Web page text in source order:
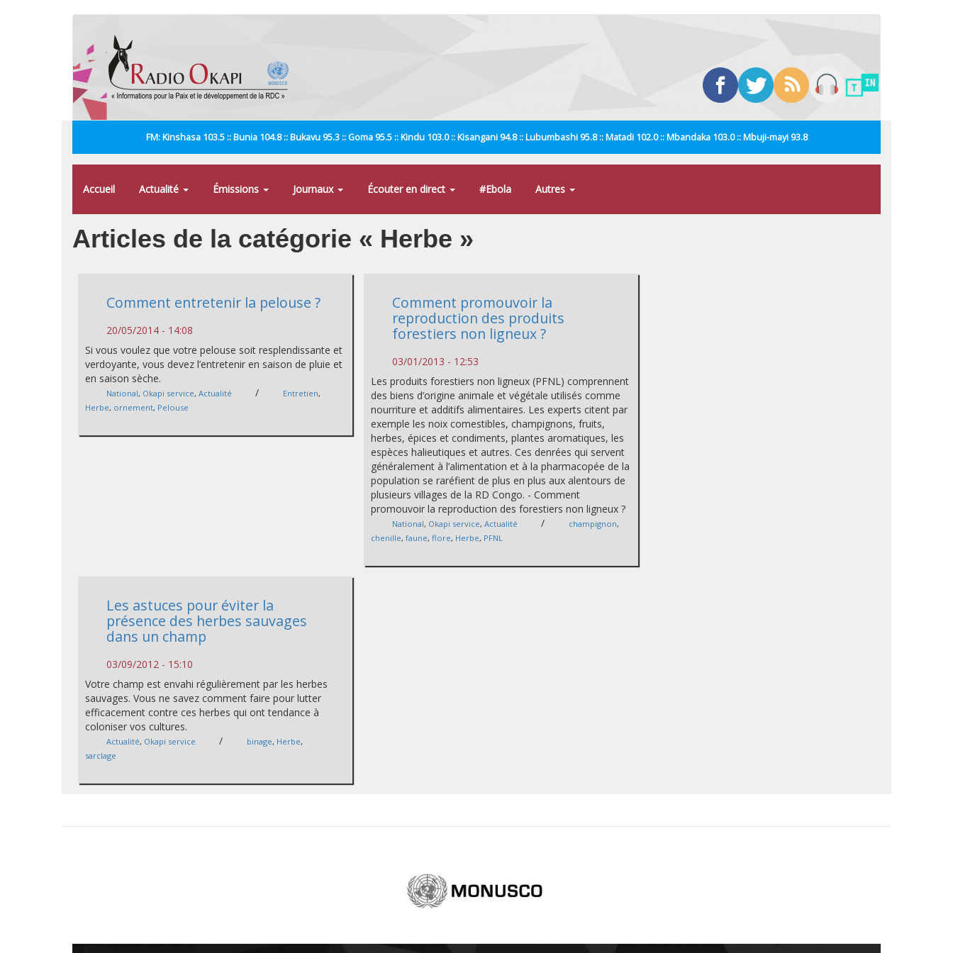
FM: Kinshasa 103.5 :: Bunia 104.8 :: Bukavu 95.3 :: Goma 95.5 :: Kindu 103.0 :: Kisangani 94.8 :: Lubumbashi 95.8 :: Matadi 102.0 :: Mbandaka 103.0 :: Mbuji-mayi 93.8
Accueil Actualité Émissions Journaux Écouter en direct #Ebola Autres
Articles de la catégorie « Herbe »
Comment entretenir la pelouse ?
20/05/2014 - 14:08
Si vous voulez que votre pelouse soit resplendissante et
verdoyante, vous devez l’entretenir en saison de pluie et
en saison sèche.
National, Okapi service,Actualité / Entretien,
Herbe, ornement, Pelouse
Comment promouvoir la
reproduction des produits
forestiers non ligneux ?
03/01/2013 - 12:53
Les produits forestiers non ligneux (PFNL) comprennent
des biens d’origine animale et végétale utilisés comme
nourriture et additifs alimentaires. Les experts citent par
exemple les noix comestibles, champignons, fruits,
herbes, épices et condiments, plantes aromatiques, les
espèces halieutiques et autres. Ces denrées qui servent
généralement à l’alimentation et à la pharmacopée de la
population se raréfient de plus en plus aux alentours de
plusieurs villages de la RD Congo. - Comment
promouvoir la reproduction des forestiers non ligneux ?
National, Okapi service,Actualité / champignon,
chenille,faune,flore, Herbe, PFNL
Les astuces pour éviter la
présence des herbes sauvages
dans un champ
03/09/2012 - 15:10
Votre champ est envahi régulièrement par les herbes
sauvages. Vous ne savez comment faire pour lutter
efficacement contre ces herbes qui ont tendance à
coloniser vos cultures.
Actualité, Okapi service / binage, Herbe,
sarclage